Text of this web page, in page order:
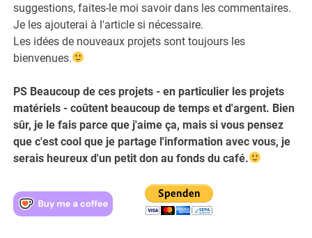
suggestions, faites-le moi savoir dans les commentaires.
Je les ajouterai à l'article si nécessaire.
Les idées de nouveaux projets sont toujours les
bienvenues.
PS Beaucoup de ces projets - en particulier les projets
matériels - coûtent beaucoup de temps et d'argent. Bien
sûr, je le fais parce que j'aime ça, mais si vous pensez
que c'est cool que je partage l'information avec vous, je
serais heureux d'un petit don au fonds du café.